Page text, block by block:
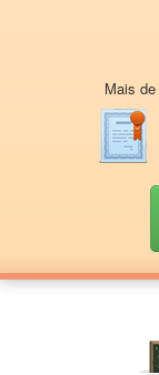
Mais de